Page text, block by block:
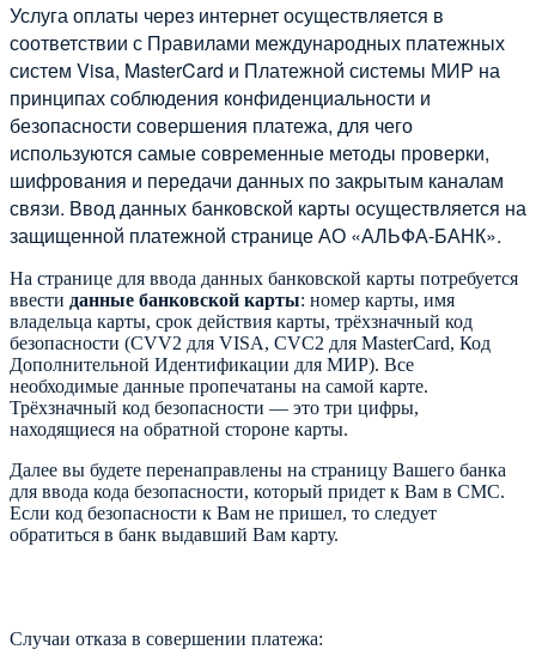
Услуга оплаты через интернет осуществляется в
соответствии с Правилами международных платежных
систем Visa, MasterCard и Платежной системы МИР на
принципах соблюдения конфиденциальности и
безопасности совершения платежа, для чего
используются самые современные методы проверки,
шифрования и передачи данных по закрытым каналам
связи. Ввод данных банковской карты осуществляется на
защищенной платежной странице АО «АЛЬФА-БАНК».
На странице для ввода данных банковской карты потребуется
ввести данные банковской карты: номер карты, имя
владельца карты, срок действия карты, трёхзначный код
безопасности (CVV2 для VISA, CVC2 для MasterCard, Код
Дополнительной Идентификации для МИР). Все
необходимые данные пропечатаны на самой карте.
Трёхзначный код безопасности — это три цифры,
находящиеся на обратной стороне карты.
Далее вы будете перенаправлены на страницу Вашего банка
для ввода кода безопасности, который придет к Вам в СМС.
Если код безопасности к Вам не пришел, то следует
обратиться в банк выдавший Вам карту.
Случаи отказа в совершении платежа: